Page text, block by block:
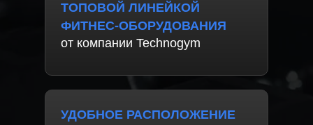
ТОПОВОЙ ЛИНЕЙКОЙ
ФИТНЕС-ОБОРУДОВАНИЯ
от компании Technogym
УДОБНОЕ РАСПОЛОЖЕНИЕ